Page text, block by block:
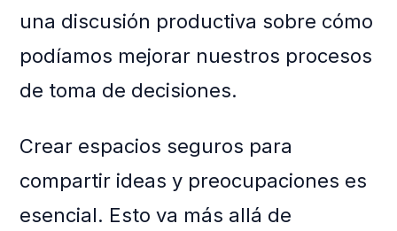
una discusión productiva sobre cómo
podíamos mejorar nuestros procesos
de toma de decisiones.
Crear espacios seguros para
compartir ideas y preocupaciones es
esencial. Esto va más allá de